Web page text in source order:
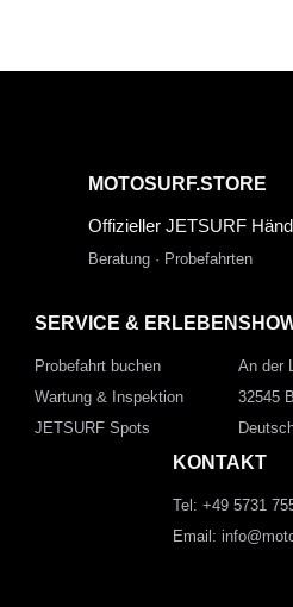
MOTOSURF.STORE
Offizieller JETSURF
Beratung · Probefahrten
SERVICE & ERLEBEN
Probefahrt buchen
Wartung & Inspektion
JETSURF Spots
An der
32545
KONTAKT
Tel: +49 5731
Email: